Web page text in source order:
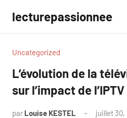
contenu
lecturepassionnee
Uncategorized
L’évolution de la
sur l’impact de l’IPTV
par Louise KESTEL juillet 30,